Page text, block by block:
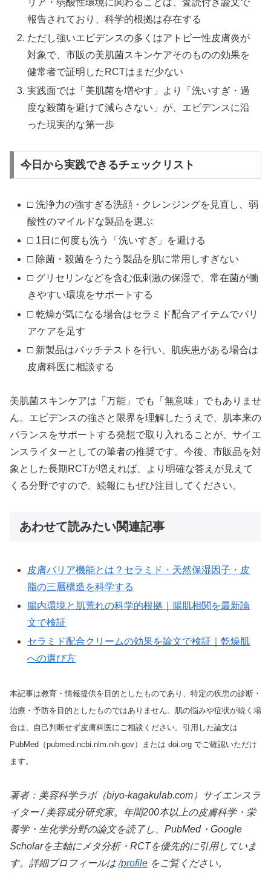
報告されており、科学的根拠は存在する
ただし強いエビデンスの多くはアトピー性皮膚炎が
対象で、市販の美肌菌スキンケアそのものの効果を
健常者で証明したRCTはまだ少ない
実践面では「美肌菌を増やす」より「洗いすぎ・過
度な殺菌を避けて減らさない」が、エビデンスに沿
った現実的な第一歩
今日から実践できるチェックリスト
□ 洗浄力の強すぎる洗顔・クレンジングを見直し、弱
酸性のマイルドな製品を選ぶ
□ 1日に何度も洗う「洗いすぎ」を避ける
□ 除菌・殺菌をうたう製品を肌に常用しすぎない
□ グリセリンなどを含む低刺激の保湿で、常在菌が働
きやすい環境をサポートする
□ 乾燥が気になる場合はセラミド配合アイテムでバリ
アケアを足す
□ 新製品はパッチテストを行い、肌疾患がある場合は
皮膚科医に相談する
美肌菌スキンケアは「万能」でも「無意味」でもありませ
ん。エビデンスの強さと限界を理解したうえで、肌本来の
バランスをサポートする発想で取り入れることが、サイエ
ンスライターとしての筆者の推奨です。今後、市販品を対
象とした長期RCTが増えれば、より明確な答えが見えて
くる分野ですので、続報にもぜひ注目してください。
あわせて読みたい関連記事
皮膚バリア機能とは？セラミド・天然保湿因子・皮
脂の三層構造を科学する
腸内環境と肌荒れの科学的根拠｜腸肌相関を最新論
文で検証
セラミド配合クリームの効果を論文で検証｜乾燥肌
への選び方
本記事は教育・情報提供を目的としたものであり、特定の疾患の診断・
治療・予防を目的としたものではありません。肌の悩みや症状が続く場
合は、自己判断せず皮膚科医にご相談ください。引用した論文は
PubMed（pubmed.ncbi.nlm.nih.gov）または doi.org でご確認いただけ
ます。
著者：美容科学ラボ（biyo-kagakulab.com）サイエンスラ
イター / 美容成分研究家。年間200本以上の皮膚科学・栄
養学・生化学分野の論文を読了し、PubMed・Google
Scholarを主軸にメタ分析・RCTを優先的に引用していま
す。詳細プロフィールは/profile をご覧ください。